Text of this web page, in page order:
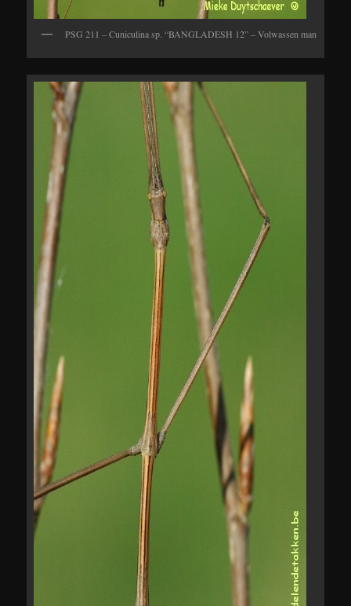
PSG 211 – Cuniculina sp. “BANGLADESH 12” – Volwassen man